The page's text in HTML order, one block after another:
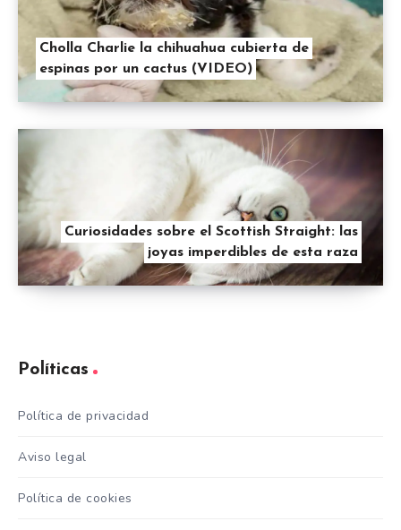
Cholla Charlie la chihuahua cubierta de
espinas por un cactus (VIDEO)
Curiosidades sobre el Scottish Straight: las
joyas imperdibles de esta raza
Políticas
Política de privacidad
Aviso legal
Política de cookies